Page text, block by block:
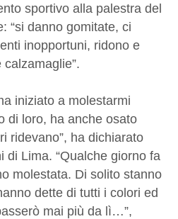
sportivo alla palestra del
“si danno gomitate, ci
inopportuni, ridono e
iniziato a molestarmi
di loro, ha anche osato
ridevano”, ha dichiarato
di Lima. “Qualche giorno fa
molestata. Di solito stanno
dette di tutti i colori ed
mai più da lì…”,